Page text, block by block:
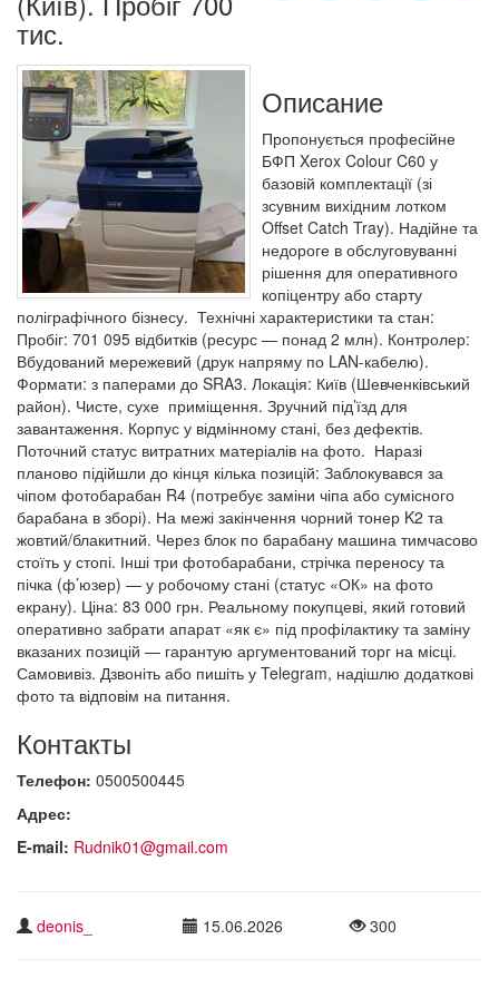
тис.
Описание
Пропонується професійне
БФП Xerox Colour C60 у
базовій комплектації (зі
зсувним вихідним лотком
Offset Catch Tray). Надійне та
недороге в обслуговуванні
рішення для оперативного
копіцентру або старту
поліграфічного бізнесу. Технічні характеристики та стан:
Пробіг: 701 095 відбитків (ресурс — понад 2 млн). Контролер:
Вбудований мережевий (друк напряму по LAN-кабелю).
Формати: з паперами до SRA3. Локація: Київ (Шевченківський
район). Чисте, сухе приміщення. Зручний під’їзд для
завантаження. Корпус у відмінному стані, без дефектів.
Поточний статус витратних матеріалів на фото. Наразі
планово підійшли до кінця кілька позицій: Заблокувався за
чіпом фотобарабан R4 (потребує заміни чіпа або сумісного
барабана в зборі). На межі закінчення чорний тонер K2 та
жовтий/блакитний. Через блок по барабану машина тимчасово
стоїть у стопі. Інші три фотобарабани, стрічка переносу та
пічка (ф’юзер) — у робочому стані (статус «ОК» на фото
екрану). Ціна: 83 000 грн. Реальному покупцеві, який готовий
оперативно забрати апарат «як є» під профілактику та заміну
вказаних позицій — гарантую аргументований торг на місці.
Самовивіз. Дзвоніть або пишіть у Telegram, надішлю додаткові
фото та відповім на питання.
Контакты
Телефон: 0500500445
Адрес:
E-mail: Rudnik01@gmail.com
deonis_ 15.06.2026 300